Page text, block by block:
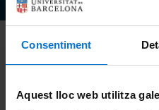
Consentiment
Aquest lloc web utilitza
Sort